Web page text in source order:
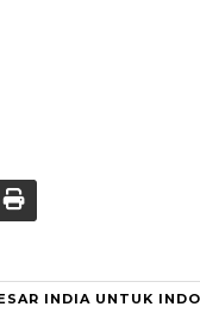
INDIA UNTUK